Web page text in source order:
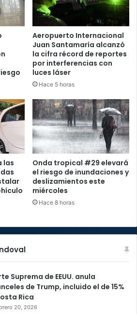
Aeropuerto Internacional
Juan Santamaría alcanzó
la cifra récord de reportes
por interferencias con
luces láser
Hace 5 horas
las
Onda tropical #29 elevará
el riesgo de inundaciones y
deslizamientos este
miércoles
Hace 8 horas
Suprema de EEUU. anula
de Trump, incluido el de 15%
Rica
20, 2026